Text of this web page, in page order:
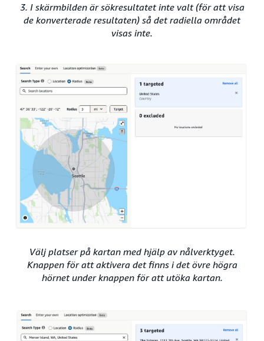
3. I skärmbilden är sökresultatet inte valt (för att visa
de konverterade resultaten) så det radiella området
visas inte.
Välj platser på kartan med hjälp av nålverktyget.
Knappen för att aktivera det finns i det övre högra
hörnet under knappen för att utöka kartan.